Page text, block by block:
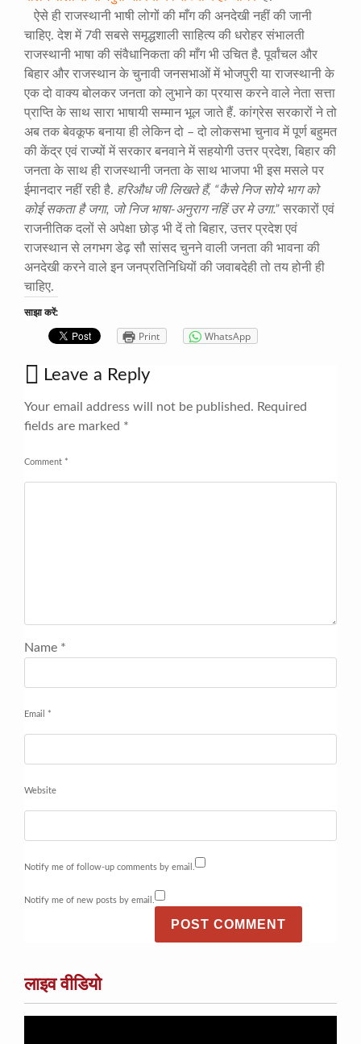
ऐसे ही राजस्थानी भाषी लोगों की माँग की अनदेखी नहीं की जानी
चाहिए. देश में 7वी सबसे समृद्धशाली साहित्य की धरोहर संभालती
राजस्थानी भाषा की संवैधानिकता की माँग भी उचित है. पूर्वांचल और
बिहार और राजस्थान के चुनावी जनसभाओं में भोजपुरी या राजस्थानी के
एक दो वाक्य बोलकर जनता को लुभाने का प्रयास करने वाले नेता सत्ता
प्राप्ति के साथ सारा भाषायी सम्मान भूल जाते हैं. कांग्रेस सरकारों ने तो
अब तक बेवकूफ बनाया ही लेकिन दो – दो लोकसभा चुनाव में पूर्ण बहुमत
की केंद्र एवं राज्यों में सरकार बनवाने में सहयोगी उत्तर प्रदेश, बिहार की
जनता के साथ ही राजस्थानी जनता के साथ भाजपा भी इस मसले पर
ईमानदार नहीं रही है. हरिऔध जी लिखते हैं, “कैसे निज सोये भाग को
कोई सकता है जगा, जो निज भाषा-अनुराग नहिं उर मे उगा.” सरकारों एवं
राजनीतिक दलों से अपेक्षा छोड़ भी दें तो बिहार, उत्तर प्रदेश एवं
राजस्थान से लगभग डेढ़ सौ सांसद चुनने वाली जनता की भावना की
अनदेखी करने वाले इन जनप्रतिनिधियों की जवाबदेही तो तय होनी ही
चाहिए.
साझा करें:
Print WhatsApp
Leave a Reply
Your email address will not be published. Required
fields are marked *
Comment *
Name *
Email *
Website
Notify me of follow-up comments by email.
Notify me of new posts by email.
लाइव वीडियो